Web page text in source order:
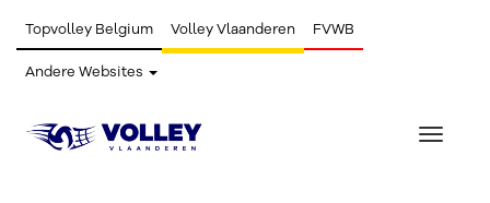
Topvolley Belgium Volley Vlaanderen FVWB
Andere Websites
Toggle